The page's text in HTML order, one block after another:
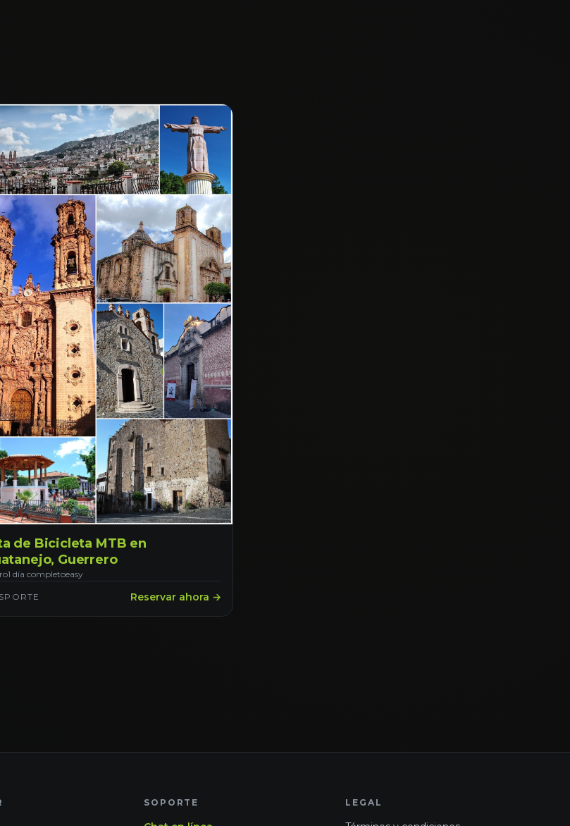
de Bicicleta MTB en
Guerrero
1 día completoeasy
Reservar ahora →
SOPORTE LEGAL